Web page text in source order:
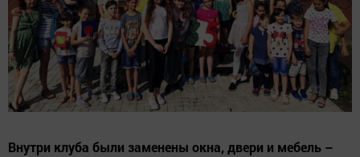
Внутри клуба были заменены окна, двери и мебель –